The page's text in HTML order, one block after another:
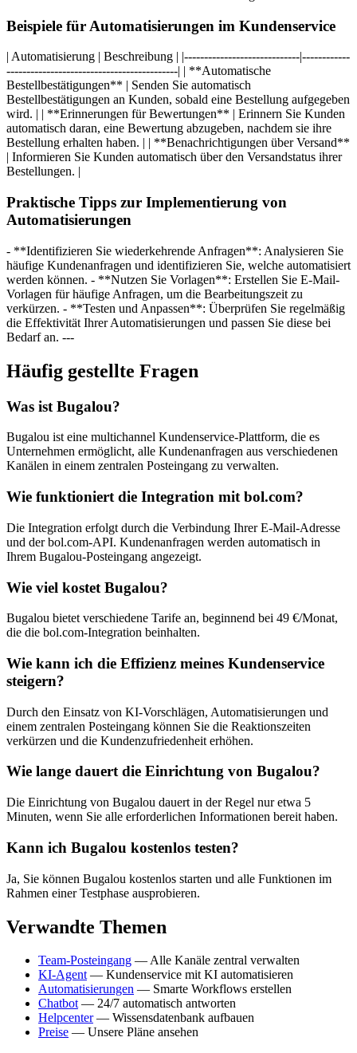
Beispiele für Automatisierungen im Kundenservice
| Automatisierung | Beschreibung | |-----------------------------|------------
-------------------------------------------| | **Automatische
Bestellbestätigungen** | Senden Sie automatisch
Bestellbestätigungen an Kunden, sobald eine Bestellung aufgegeben
wird. | | **Erinnerungen für Bewertungen** | Erinnern Sie Kunden
automatisch daran, eine Bewertung abzugeben, nachdem sie ihre
Bestellung erhalten haben. | | **Benachrichtigungen über Versand**
| Informieren Sie Kunden automatisch über den Versandstatus ihrer
Bestellungen. |
Praktische Tipps zur Implementierung von
Automatisierungen
- **Identifizieren Sie wiederkehrende Anfragen**: Analysieren Sie
häufige Kundenanfragen und identifizieren Sie, welche automatisiert
werden können. - **Nutzen Sie Vorlagen**: Erstellen Sie E-Mail-
Vorlagen für häufige Anfragen, um die Bearbeitungszeit zu
verkürzen. - **Testen und Anpassen**: Überprüfen Sie regelmäßig
die Effektivität Ihrer Automatisierungen und passen Sie diese bei
Bedarf an. ---
Häufig gestellte Fragen
Was ist Bugalou?
Bugalou ist eine multichannel Kundenservice-Plattform, die es
Unternehmen ermöglicht, alle Kundenanfragen aus verschiedenen
Kanälen in einem zentralen Posteingang zu verwalten.
Wie funktioniert die Integration mit bol.com?
Die Integration erfolgt durch die Verbindung Ihrer E-Mail-Adresse
und der bol.com-API. Kundenanfragen werden automatisch in
Ihrem Bugalou-Posteingang angezeigt.
Wie viel kostet Bugalou?
Bugalou bietet verschiedene Tarife an, beginnend bei 49 €/Monat,
die die bol.com-Integration beinhalten.
Wie kann ich die Effizienz meines Kundenservice
steigern?
Durch den Einsatz von KI-Vorschlägen, Automatisierungen und
einem zentralen Posteingang können Sie die Reaktionszeiten
verkürzen und die Kundenzufriedenheit erhöhen.
Wie lange dauert die Einrichtung von Bugalou?
Die Einrichtung von Bugalou dauert in der Regel nur etwa 5
Minuten, wenn Sie alle erforderlichen Informationen bereit haben.
Kann ich Bugalou kostenlos testen?
Ja, Sie können Bugalou kostenlos starten und alle Funktionen im
Rahmen einer Testphase ausprobieren.
Verwandte Themen
Team-Posteingang — Alle Kanäle zentral verwalten
KI-Agent— Kundenservice mit KI automatisieren
Automatisierungen — Smarte Workflows erstellen
Chatbot— 24/7 automatisch antworten
Helpcenter— Wissensdatenbank aufbauen
Preise — Unsere Pläne ansehen